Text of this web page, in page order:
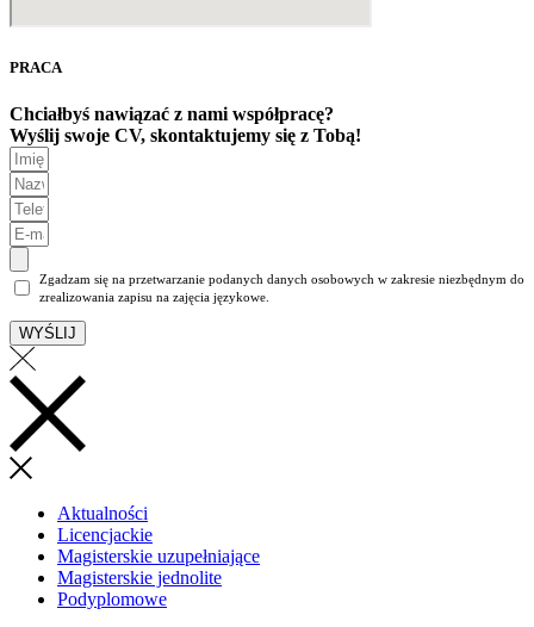
PRACA
Chciałbyś nawiązać z nami współpracę?
Wyślij swoje CV, skontaktujemy się z Tobą!
Zgadzam się na przetwarzanie podanych danych osobowych w zakresie niezbędnym do
zrealizowania zapisu na zajęcia językowe.
WYŚLIJ
Aktualności
Licencjackie
Magisterskie uzupełniające
Magisterskie jednolite
Podyplomowe